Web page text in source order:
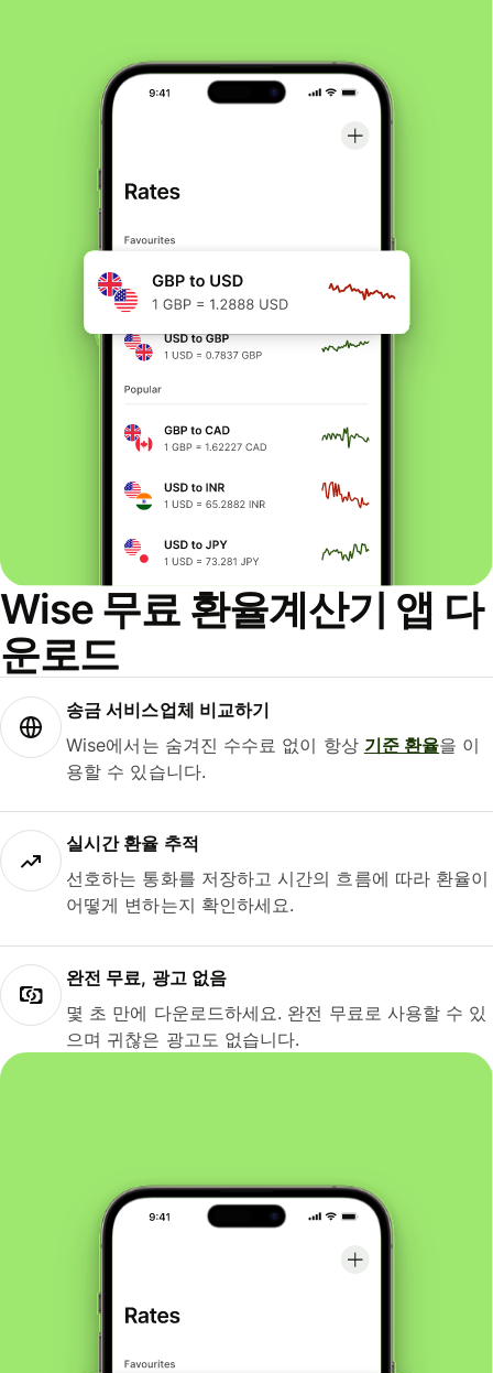
Wise 무료 환율계산기 앱 다
운로드
송금 서비스업체 비교하기
Wise에서는 숨겨진 수수료 없이 항상 기준 환율을 이
용할 수 있습니다.
실시간 환율 추적
선호하는 통화를 저장하고 시간의 흐름에 따라 환율이
어떻게 변하는지 확인하세요.
완전 무료, 광고 없음
몇 초 만에 다운로드하세요. 완전 무료로 사용할 수 있
으며 귀찮은 광고도 없습니다.